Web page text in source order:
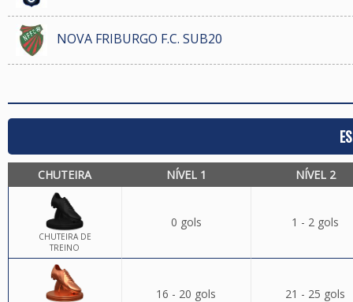
NOVA FRIBURGO F.C. SUB20
CHUTEIRA NÍVEL 1 NÍVEL 2
CHUTEIRA DE
TREINO
0 gols 1 - 2 gols
16 - 20 gols 21 - 25 gols